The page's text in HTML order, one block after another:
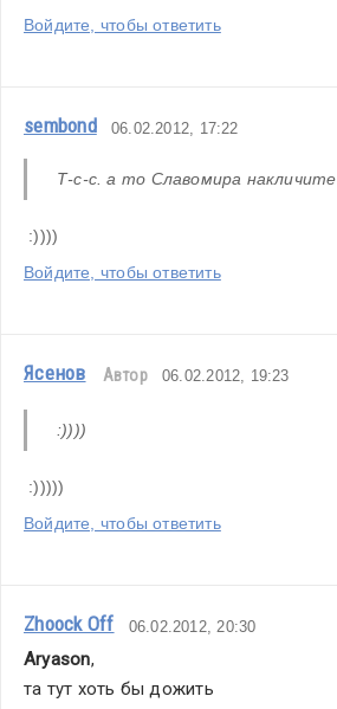
Войдите, чтобы ответить
sembond 06.02.2012, 17:22
Т-с-с. а то Славомира накличите
:))))
Войдите, чтобы ответить
Ясенов Автор 06.02.2012, 19:23
:))))
:)))))
Войдите, чтобы ответить
Zhoock Off 06.02.2012, 20:30
Aryason,
та тут хоть бы дожить